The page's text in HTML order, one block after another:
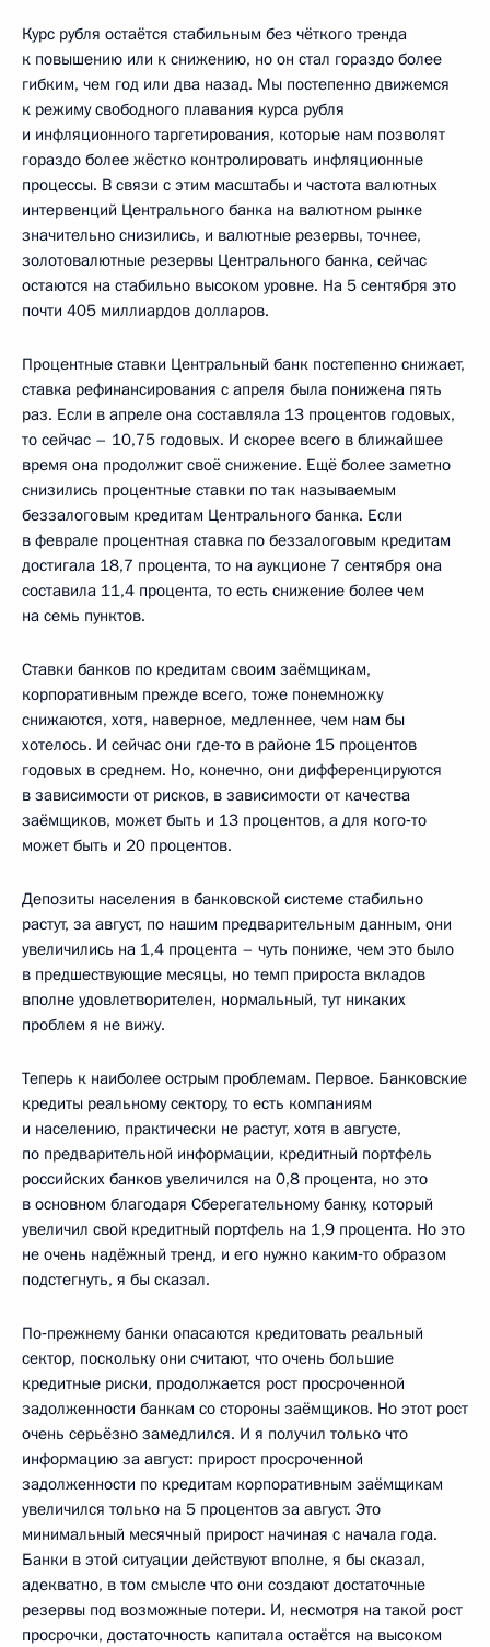
Курс рубля остаётся стабильным без чёткого тренда
к повышению или к снижению, но он стал гораздо более
гибким, чем год или два назад. Мы постепенно движемся
к режиму свободного плавания курса рубля
и инфляционного таргетирования, которые нам позволят
гораздо более жёстко контролировать инфляционные
процессы. В связи с этим масштабы и частота валютных
интервенций Центрального банка на валютном рынке
значительно снизились, и валютные резервы, точнее,
золотовалютные резервы Центрального банка, сейчас
остаются на стабильно высоком уровне. На 5 сентября это
почти 405 миллиардов долларов.
Процентные ставки Центральный банк постепенно снижает,
ставка рефинансирования с апреля была понижена пять
раз. Если в апреле она составляла 13 процентов годовых,
то сейчас – 10,75 годовых. И скорее всего в ближайшее
время она продолжит своё снижение. Ещё более заметно
снизились процентные ставки по так называемым
беззалоговым кредитам Центрального банка. Если
в феврале процентная ставка по беззалоговым кредитам
достигала 18,7 процента, то на аукционе 7 сентября она
составила 11,4 процента, то есть снижение более чем
на семь пунктов.
Ставки банков по кредитам своим заёмщикам,
корпоративным прежде всего, тоже понемножку
снижаются, хотя, наверное, медленнее, чем нам бы
хотелось. И сейчас они где‑то в районе 15 процентов
годовых в среднем. Но, конечно, они дифференцируются
в зависимости от рисков, в зависимости от качества
заёмщиков, может быть и 13 процентов, а для кого‑то
может быть и 20 процентов.
Депозиты населения в банковской системе стабильно
растут, за август, по нашим предварительным данным, они
увеличились на 1,4 процента – чуть пониже, чем это было
в предшествующие месяцы, но темп прироста вкладов
вполне удовлетворителен, нормальный, тут никаких
проблем я не вижу.
Теперь к наиболее острым проблемам. Первое. Банковские
кредиты реальному сектору, то есть компаниям
и населению, практически не растут, хотя в августе,
по предварительной информации, кредитный портфель
российских банков увеличился на 0,8 процента, но это
в основном благодаря Сберегательному банку, который
увеличил свой кредитный портфель на 1,9 процента. Но это
не очень надёжный тренд, и его нужно каким‑то образом
подстегнуть, я бы сказал.
По‑прежнему банки опасаются кредитовать реальный
сектор, поскольку они считают, что очень большие
кредитные риски, продолжается рост просроченной
задолженности банкам со стороны заёмщиков. Но этот рост
очень серьёзно замедлился. И я получил только что
информацию за август: прирост просроченной
задолженности по кредитам корпоративным заёмщикам
увеличился только на 5 процентов за август. Это
минимальный месячный прирост начиная с начала года.
Банки в этой ситуации действуют вполне, я бы сказал,
адекватно, в том смысле что они создают достаточные
резервы под возможные потери. И, несмотря на такой рост
просрочки, достаточность капитала остаётся на высоком